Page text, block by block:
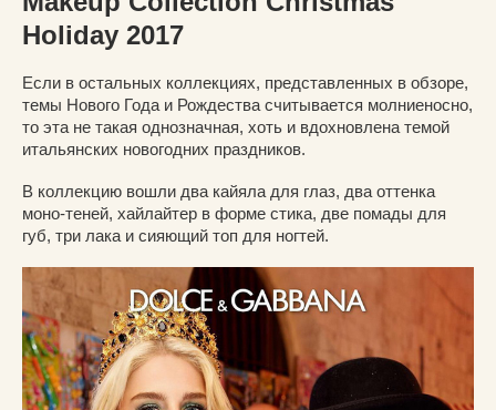
Holiday 2017
Если в остальных коллекциях, представленных в обзоре,
темы Нового Года и Рождества считывается молниеносно,
то эта не такая однозначная, хоть и вдохновлена темой
итальянских новогодних праздников.
В коллекцию вошли два кайяла для глаз, два оттенка
моно-теней, хайлайтер в форме стика, две помады для
губ, три лака и сияющий топ для ногтей.